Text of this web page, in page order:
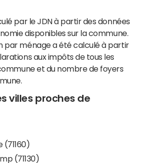
par le JDN à partir des données
disponibles sur la commune.
par ménage a été calculé à partir
aux impôts de tous les
et du nombre de foyers
villes proches de
(71160)
(71130)